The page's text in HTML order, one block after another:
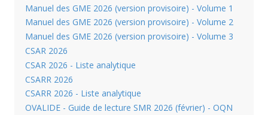
Manuel des GME 2026 (version provisoire) - Volume 1
Manuel des GME 2026 (version provisoire) - Volume 2
Manuel des GME 2026 (version provisoire) - Volume 3
CSAR 2026
CSAR 2026 - Liste analytique
CSARR 2026
CSARR 2026 - Liste analytique
OVALIDE - Guide de lecture SMR 2026 (février) - OQN